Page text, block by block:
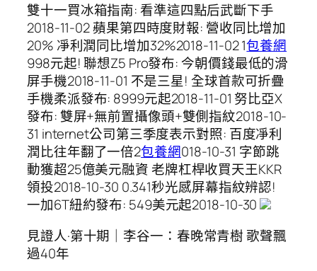
雙十一買冰箱指南: 看準這四點后武斷下手
2018-11-02 蘋果第四時度財報: 營收同比增加
20% 凈利潤同比增加32%2018-11-02 1包養網
998元起! 聯想Z5 Pro發布: 今朝價錢最低的滑
屏手機2018-11-01 不是三星! 全球首款可折疊
手機柔派發布: 8999元起2018-11-01 努比亞X
發布: 雙屏+無前置攝像頭+雙側指紋2018-10-
31 internet公司第三季度表示對照: 百度凈利
潤比往年翻了一倍2包養網018-10-31 字節跳
動獲超25億美元融資 老牌杠桿收買天王KKR
領投2018-10-30 0.341秒光感屏幕指紋辨認!
一加6T紐約發布: 549美元起2018-10-30
見證人·第十期｜李谷一：春晚常青樹 歌聲飄
過40年